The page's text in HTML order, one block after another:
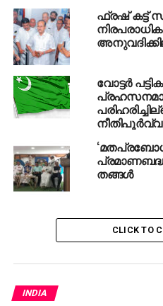
ഫ്രഷ് കട്ട്
വോട്ടര്‍
തങ്ങൾ
CLICK TO
INDIA